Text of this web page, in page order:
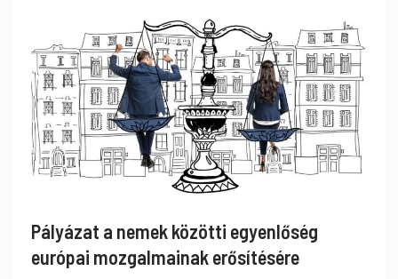
Pályázat a nemek közötti egyenlőség
európai mozgalmainak erősítésére